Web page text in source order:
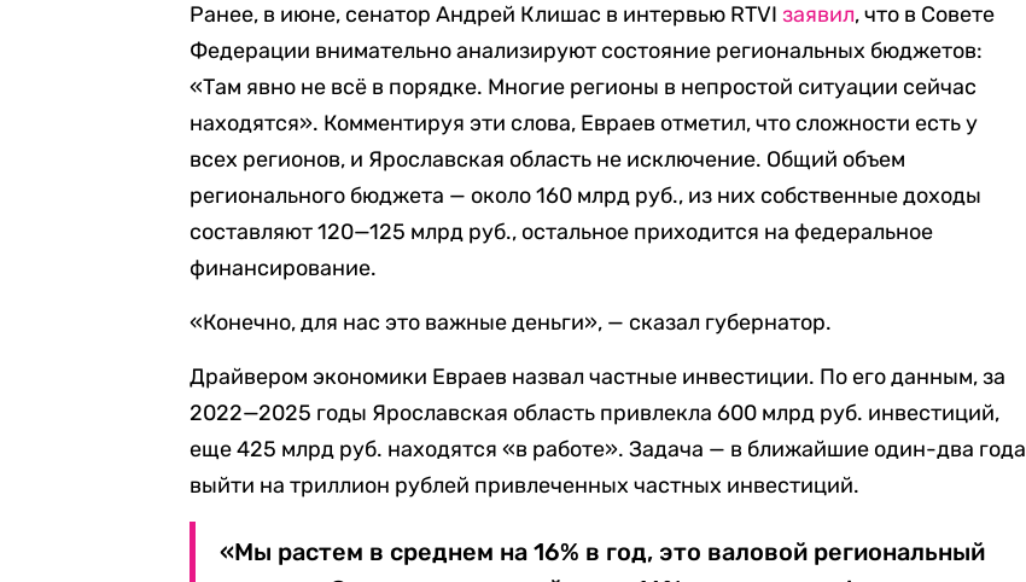
Ранее, в июне, сенатор Андрей Клишас в интервью RTVIзаявил, что в Совете
Федерации внимательно анализируют состояние региональных бюджетов:
«Там явно не всё в порядке. Многие регионы в непростой ситуации сейчас
находятся». Комментируя эти слова, Евраев отметил, что сложности есть у
всех регионов, и Ярославская область не исключение. Общий объем
регионального бюджета — около 160 млрд руб., из них собственные доходы
составляют 120—125 млрд руб., остальное приходится на федеральное
финансирование.
«Конечно, для нас это важные деньги», — сказал губернатор.
Драйвером экономики Евраев назвал частные инвестиции. По его данным, за
2022—2025 годы Ярославская область привлекла 600 млрд руб. инвестиций,
еще 425 млрд руб. находятся «в работе». Задача — в ближайшие один-два года
выйти на триллион рублей привлеченных частных инвестиций.
«Мы растем в среднем на 16% в год, это валовой региональный